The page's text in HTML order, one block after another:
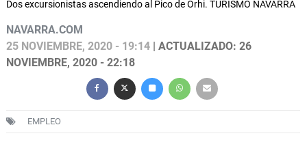
Dos excursionistas ascendiendo al Pico de Orhi. TURISMO NAVARRA
NAVARRA.COM
25 NOVIEMBRE, 2020 - 19:14 | ACTUALIZADO: 26
NOVIEMBRE, 2020 - 22:18
EMPLEO